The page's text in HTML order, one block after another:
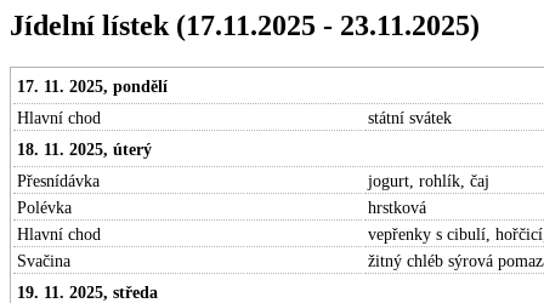
Jídelní lístek (17.11.2025 - 23.11.2025)
17. 11. 2025, pondělí
Hlavní chod
státní svátek
18. 11. 2025, úterý
Přesnídávka
jogurt, rohlík, čaj
Polévka
hrstková
Hlavní chod
vepřenky s cibulí,
Svačina
žitný chléb sýrová
19. 11. 2025, středa